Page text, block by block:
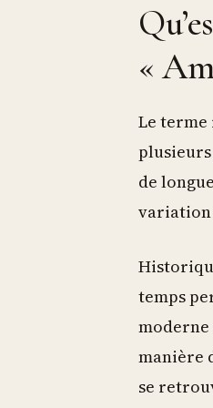
«
Le terme
plusieurs
de
variation
temps
manière
se